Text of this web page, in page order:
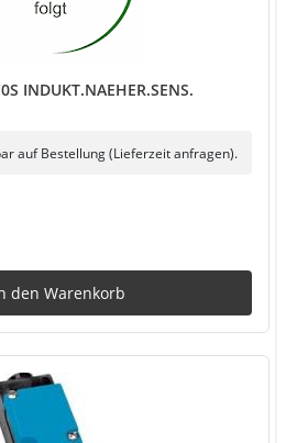
INDUKT.NAEHER.SENS.
auf Bestellung (Lieferzeit anfragen).
den Warenkorb